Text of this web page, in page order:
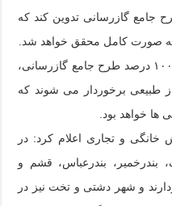
جامع گازرسانی تدوین کند که
پارسا پروین افزود: با عملیاتی کردن ۱۰۰ درصد طرح جامع گازرسانی،
گاز طبیعی برخوردار می شوند که
خواهد بود.
خانگی و تجاری اعلام کرد: در
بندرخمیر، بندرعباس، قشم و
و شهر دشتی و تخت نیز در